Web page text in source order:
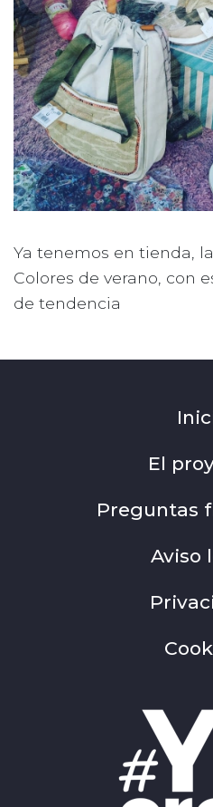
Ya tenemos en tienda,
Colores de verano, con
de tendencia
El
Preguntas
Aviso